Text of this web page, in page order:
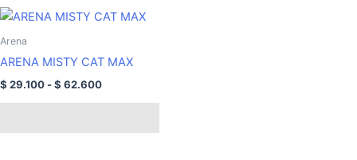
Arena
ARENA MISTY CAT MAX
$ 29.100 -$ 62.600
Rango
$ 29.100
hasta
Este
producto
variantes.
opciones